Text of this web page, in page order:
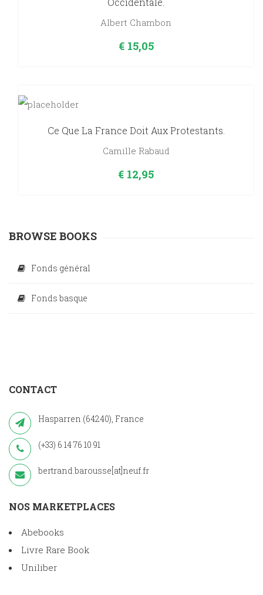
Albert Chambon
€15,05
Ce Que La France Doit Aux Protestants.
Camille Rabaud
€ 12,95
BROWSE BOOKS
Fonds général
Fonds basque
CONTACT
Hasparren (64240), France
(+33) 6 14 76 10 91
bertrand.barousse[at]neuf.fr
NOS MARKETPLACES
Abebooks
Livre Rare Book
Uniliber